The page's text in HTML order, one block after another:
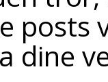
posts
dine